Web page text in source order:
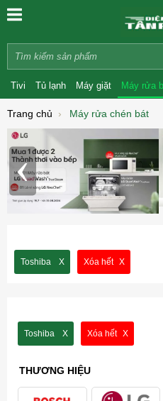
Tivi Tủ lạnh Máy giặt Máy rửa
Trang chủ Máy rửa chén bát
‹
Toshiba Xóa hết
Toshiba Xóa hết
THƯƠNG HIỆU